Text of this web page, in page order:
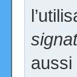
aussi